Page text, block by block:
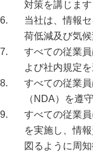
対策を講じます
当社は、情報
荷低減及び気
すべての従業
よび社内規定
すべての従業
（NDA）を遵
すべての従業
を実施し、情
図るように周